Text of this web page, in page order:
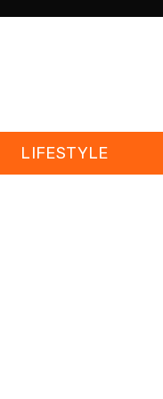
LIFESTYLE